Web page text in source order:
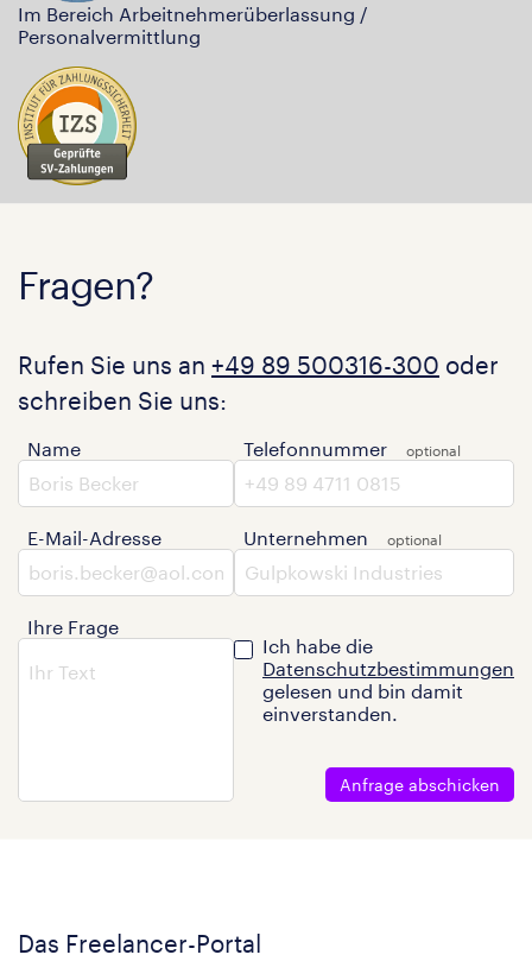
Im Bereich Arbeitnehmerüberlassung /
Personalvermittlung
Fragen?
Rufen Sie uns an +49 89 500316-300 oder
schreiben Sie uns:
Name
E-Mail-Adresse
Ihre Frage
Telefonnummer
Unternehmen
Ich habe die
Datenschutzbestimmungen
gelesen und bin damit
einverstanden.
Anfrage abschicken
Das Freelancer-Portal